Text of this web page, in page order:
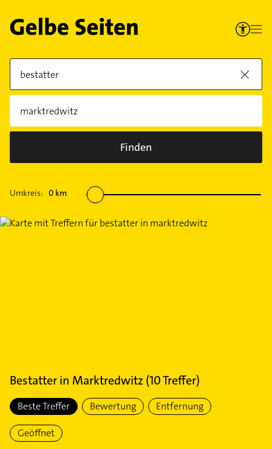
Finden
Umkreis: 0 km
Bestatterin Marktredwitz (10Treffer)
Beste Treffer Bewertung Entfernung
Geöffnet